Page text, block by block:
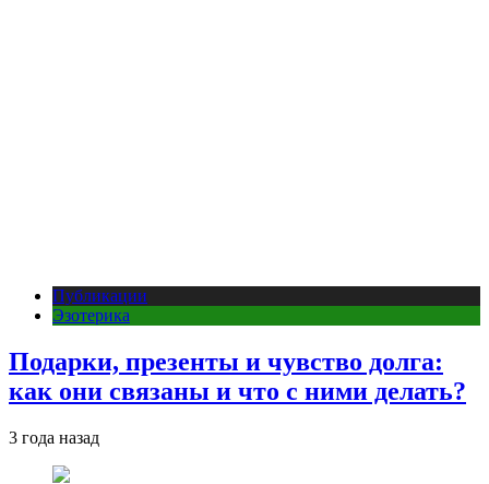
Публикации
Эзотерика
Подарки, презенты и чувство долга:
как они связаны и что с ними делать?
3 года назад